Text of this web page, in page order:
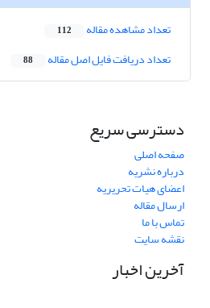
تعداد مشاهده مقاله 112
تعداد دریافت فایل اصل مقاله 88
دسترسی سریع
صفحه اصلی
درباره نشریه
اعضای هیات تحریریه
ارسال مقاله
تماس با ما
نقشه سایت
آخرین اخبار